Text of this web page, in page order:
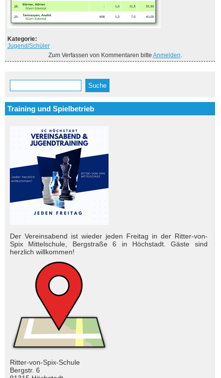
Kategorie:
Jugend/Schüler
Zum Verfassen von Kommentaren bitte Anmelden.
Suchformular
Suche
Training und Spielbetrieb
Der Vereinsabend ist wieder jeden Freitag in der Ritter-von-
Spix Mittelschule, Bergstraße 6 in Höchstadt. Gäste sind
herzlich will­kom­men!
Ritter-von-Spix-Schule
Bergstr. 6